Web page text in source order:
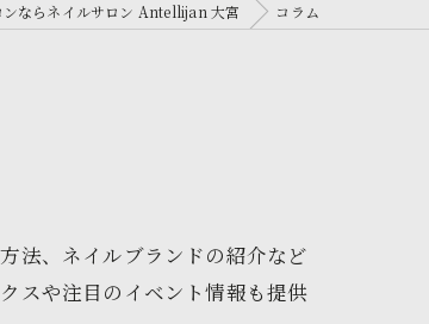
ンならネイルサロン Antellijan 大宮 コラム
法、ネイルブランドの紹介など
スや注目のイベント情報も提供